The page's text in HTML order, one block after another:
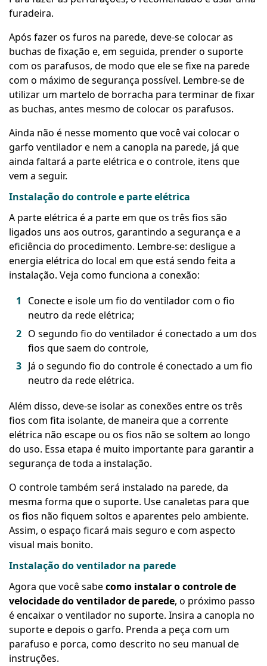
furadeira.
Após fazer os furos na parede, deve-se colocar as
buchas de fixação e, em seguida, prender o suporte
com os parafusos, de modo que ele se fixe na parede
com o máximo de segurança possível. Lembre-se de
utilizar um martelo de borracha para terminar de fixar
as buchas, antes mesmo de colocar os parafusos.
Ainda não é nesse momento que você vai colocar o
garfo ventilador e nem a canopla na parede, já que
ainda faltará a parte elétrica e o controle, itens que
vem a seguir.
Instalação do controle e parte elétrica
A parte elétrica é a parte em que os três fios são
ligados uns aos outros, garantindo a segurança e a
eficiência do procedimento. Lembre-se: desligue a
energia elétrica do local em que está sendo feita a
instalação. Veja como funciona a conexão:
Conecte e isole um fio do ventilador com o fio
neutro da rede elétrica;
O segundo fio do ventilador é conectado a um dos
fios que saem do controle,
Já o segundo fio do controle é conectado a um fio
neutro da rede elétrica.
Além disso, deve-se isolar as conexões entre os três
fios com fita isolante, de maneira que a corrente
elétrica não escape ou os fios não se soltem ao longo
do uso. Essa etapa é muito importante para garantir a
segurança de toda a instalação.
O controle também será instalado na parede, da
mesma forma que o suporte. Use canaletas para que
os fios não fiquem soltos e aparentes pelo ambiente.
Assim, o espaço ficará mais seguro e com aspecto
visual mais bonito.
Instalação do ventilador na parede
Agora que você sabecomo instalar o controle de
velocidade do ventilador de parede, o próximo passo
é encaixar o ventilador no suporte. Insira a canopla no
suporte e depois o garfo. Prenda a peça com um
parafuso e porca, como descrito no seu manual de
instruções.